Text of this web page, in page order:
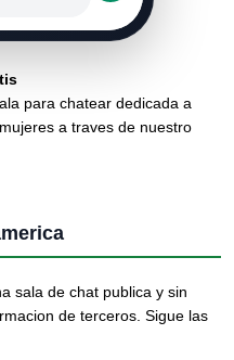
para chatear dedicada a
a traves de nuestro
sala de chat publica y sin
de terceros. Sigue las